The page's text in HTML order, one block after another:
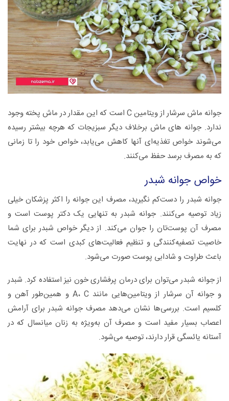
جوانه ماش سرشار از ویتامین C است که این مقدار در ماش پخته وجود
ندارد. جوانه‌ های ماش برخلاف دیگر سبزیجات که هرچه بیشتر رسیده
می‌شوند خواص تغذیه‌ای آنها کاهش می‌یابد، خواص خود را تا زمانی
که به مصرف برسد حفظ می‌کنند.
خواص جوانه شبدر
جوانه شبدر را دست‌کم نگیرید، مصرف این جوانه را اکثر پزشکان خیلی
زیاد توصیه می‌کنند. جوانه شبدر به تنهایی یک دکتر پوست است و
مصرف آن پوست‌تان را جوان می‌کند. از دیگر خواص شبدر برای شما
خاصیت تصفیه‌کنندگی و تنظیم فعالیت‌های کبدی است که در نهایت
باعث طراوت و شادابی پوست صورت می‌شود.
از جوانه شبدر می‌توان برای درمان پرفشاری خون نیز استفاده کرد. شبدر
و جوانه آن سرشار از ویتامین‌هایی مانند A، C و همین‌طور آهن و
کلسیم است. بررسی‌ها نشان می‌دهد مصرف جوانه شبدر برای آرامش
اعصاب بسیار مفید است و مصرف آن به‌ویژه به زنان میانسال که در
آستانه یائسگی قرار دارند، توصیه می‌شود.